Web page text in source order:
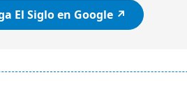
El Siglo en Google ↗️